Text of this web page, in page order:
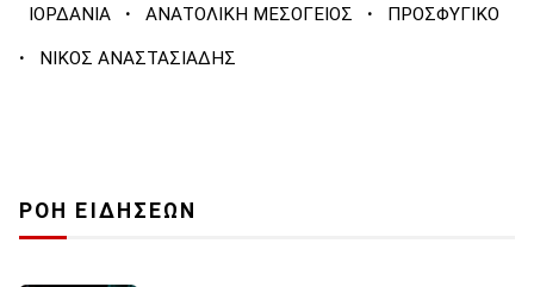
ΙΟΡΔΑΝΙΑ · ΑΝΑΤΟΛΙΚΗ ΜΕΣΟΓΕΙΟΣ · ΠΡΟΣΦΥΓΙΚΟ
· ΝΙΚΟΣ ΑΝΑΣΤΑΣΙΑΔΗΣ
ΡΟΗ ΕΙΔΗΣΕΩΝ